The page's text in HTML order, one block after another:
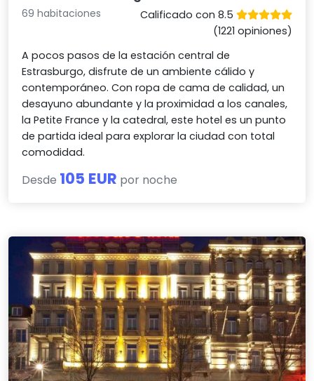
69 habitaciones
Calificado con 8.5
(1221 opiniones)
A pocos pasos de la estación central de
Estrasburgo, disfrute de un ambiente cálido y
contemporáneo. Con ropa de cama de calidad, un
desayuno abundante y la proximidad a los canales,
la Petite France y la catedral, este hotel es un punto
de partida ideal para explorar la ciudad con total
comodidad.
Desde 105 EUR por noche